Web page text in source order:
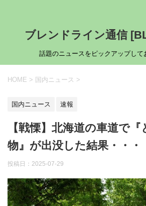
ブレンドライン通信
話題のニュースをピックアップして
HOME > 国内ニュース >
国内ニュース 速報
【戦慄】北海道の車道で
物』が出没した結果・・・
投稿日： 2025-07-29